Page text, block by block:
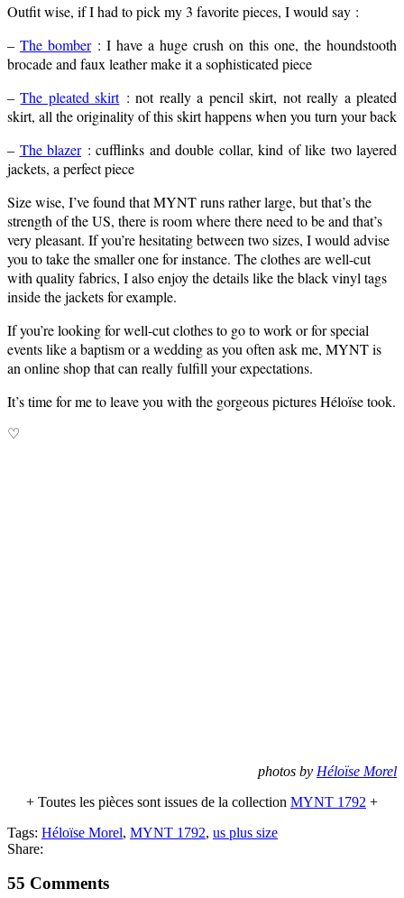
Outfit wise, if I had to pick my 3 favorite pieces, I would say :
– The bomber: I have a huge crush on this one, the houndstooth
brocade and faux leather make it a sophisticated piece
–The pleated skirt: not really a pencil skirt, not really a pleated
skirt, all the originality of this skirt happens when you turn your back
– The blazer: cufflinks and double collar, kind of like two layered
jackets, a perfect piece
Size wise, I’ve found that MYNT runs rather large, but that’s the
strength of the US, there is room where there need to be and that’s
very pleasant. If you’re hesitating between two sizes, I would advise
you to take the smaller one for instance. The clothes are well-cut
with quality fabrics, I also enjoy the details like the black vinyl tags
inside the jackets for example.
If you’re looking for well-cut clothes to go to work or for special
events like a baptism or a wedding as you often ask me, MYNT is
an online shop that can really fulfill your expectations.
It’s time for me to leave you with the gorgeous pictures Héloïse took.
♡
photos by Héloïse Morel
+ Toutes les pièces sont issues de la collection MYNT 1792 +
Tags: Héloïse Morel, MYNT 1792, us plus size
Share:
55 Comments